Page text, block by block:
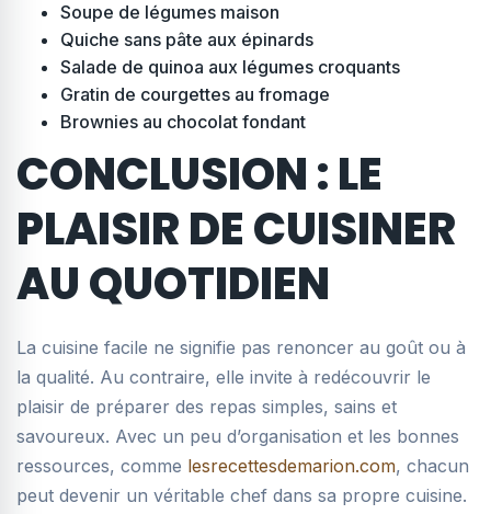
Soupe de légumes maison
Quiche sans pâte aux épinards
Salade de quinoa aux légumes croquants
Gratin de courgettes au fromage
Brownies au chocolat fondant
CONCLUSION : LE
PLAISIR DE CUISINER
AU QUOTIDIEN
La cuisine facile ne signifie pas renoncer au goût ou à
la qualité. Au contraire, elle invite à redécouvrir le
plaisir de préparer des repas simples, sains et
savoureux. Avec un peu d’organisation et les bonnes
ressources, comme lesrecettesdemarion.com, chacun
peut devenir un véritable chef dans sa propre cuisine.